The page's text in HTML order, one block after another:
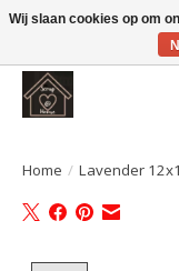
Large selection of
Home / Lavender
Wij slaan cookies op om